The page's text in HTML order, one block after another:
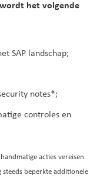
het volgende
SAP landschap;
notes*;
controles en
acties vereisen.
steeds beperkte additionele